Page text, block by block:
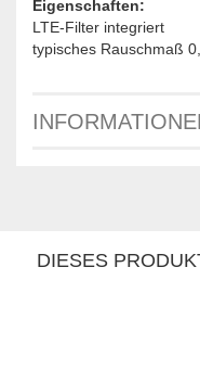
Eigenschaften:
LTE-Filter integriert
typisches Rauschmaß
DIESES